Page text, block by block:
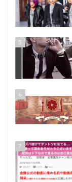
5
6
7